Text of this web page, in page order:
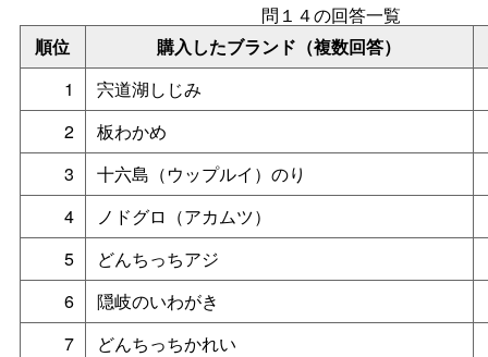
順位 購入したブランド（複数回答）
問１４の回答一覧
1
宍道湖しじみ
2
板わかめ
3
十六島（ウップルイ）のり
4
ノドグロ（アカムツ）
5
どんちっちアジ
6
隠岐のいわがき
7
どんちっちかれい